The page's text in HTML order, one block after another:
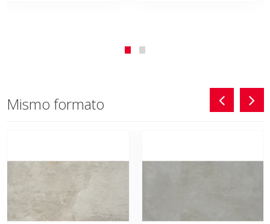
Mismo formato